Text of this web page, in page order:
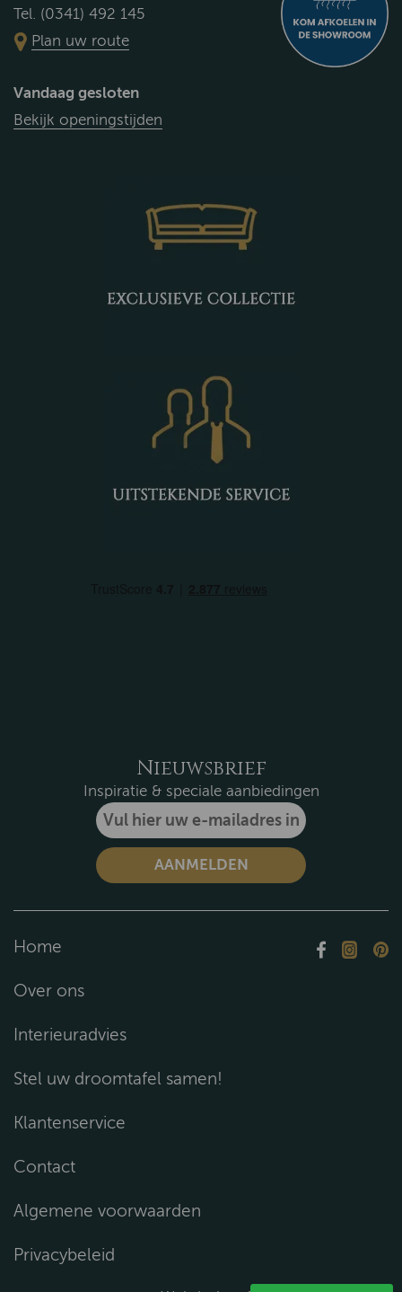
Tel. (0341) 492 145
Plan uw route
Vandaag gesloten
Bekijk openingstijden
Nieuwsbrief
Inspiratie & speciale aanbiedingen
Home
Over ons
Interieuradvies
Stel uw droomtafel samen!
Klantenservice
Contact
Algemene voorwaarden
Privacybeleid